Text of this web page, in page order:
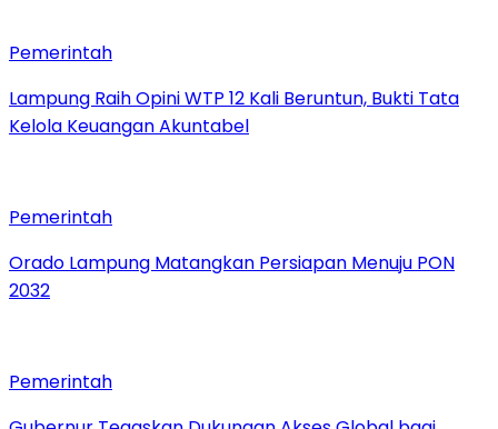
Pemerintah
Lampung Raih Opini WTP 12 Kali Beruntun, Bukti Tata
Kelola Keuangan Akuntabel
Pemerintah
Orado Lampung Matangkan Persiapan Menuju PON
2032
Pemerintah